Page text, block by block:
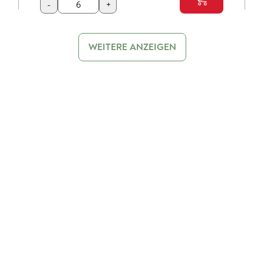
- +
WEITERE ANZEIGEN